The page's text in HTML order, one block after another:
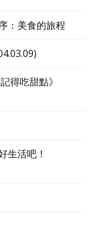
：美食的旅程
得吃甜點》
生活吧！